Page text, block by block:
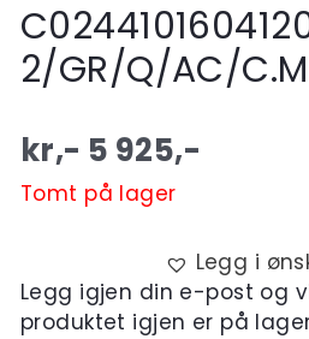
2/GR/Q/AC/
kr,- 5 925,-
Tomt på lager
Legg i
Legg igjen din e-post og
produktet igjen er på